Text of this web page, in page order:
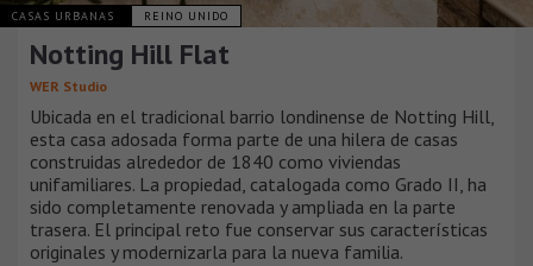
CASAS URBANAS REINO UNIDO
Notting Hill Flat
WER Studio
Ubicada en el tradicional barrio londinense de Notting Hill,
esta casa adosada forma parte de una hilera de casas
construidas alrededor de 1840 como viviendas
unifamiliares. La propiedad, catalogada como Grado II, ha
sido completamente renovada y ampliada en la parte
trasera. El principal reto fue conservar sus características
originales y modernizarla para la nueva familia.